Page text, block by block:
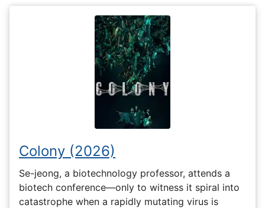
Colony (2026)
Se-jeong, a biotechnology professor, attends a
biotech conference—only to witness it spiral into
catastrophe when a rapidly mutating virus is